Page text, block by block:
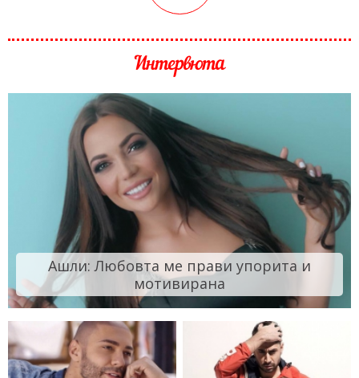
Интервюта
Ашли: Любовта ме прави упорита и
мотивирана